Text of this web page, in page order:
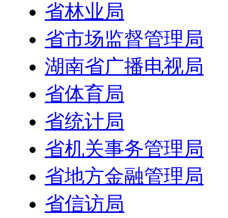
省林业局
省市场监督管理局
湖南省广播电视局
省体育局
省统计局
省机关事务管理局
省地方金融管理局
省信访局